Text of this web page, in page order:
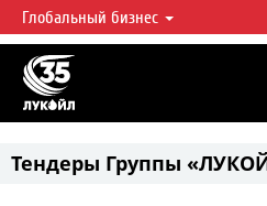
ЛУКОЙЛ СЕГОДНЯ
ЛУКОЙЛ — одна из крупнейших
нефтегазовых компаний в мире, на
мировой добычи нефти и около 1%
Глобальный бизнес
Тендеры Группы